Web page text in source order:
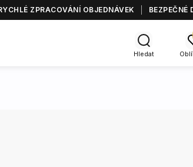
ZPRACOVÁNÍ OBJEDNÁVEK BEZPEČNÉ
Hledat